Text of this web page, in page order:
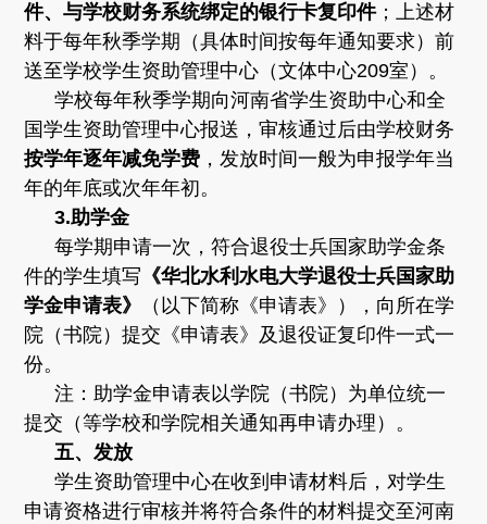
件、与学校财务系统绑定的银行卡复印件；上述材
料于每年秋季学期（具体时间按每年通知要求）前
送至学校学生资助管理中心（文体中心209室）。
学校每年秋季学期向河南省学生资助中心和全
国学生资助管理中心报送，审核通过后由学校财务
按学年逐年减免学费 ，发放时间一般为申报学年当
年的年底或次年年初。
3.助学金
每学期申请一次，符合退役士兵国家助学金条
件的学生填写 《华北水利水电大学退役士兵国家助
学金申请表》
（以下简称《申请表》），向所在学
院（书院）提交《申请表》及退役证复印件一式一
份。
注：助学金申请表以学院（书院）为单位统一
提交（等学校和学院相关通知再申请办理）。
五、发放
学生资助管理中心在收到申请材料后，对学生
申请资格进行审核并将符合条件的材料提交至河南